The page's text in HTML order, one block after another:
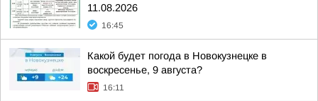
11.08.2026
16:45
Какой будет погода в Новокузнецке в
воскресенье, 9 августа?
16:11